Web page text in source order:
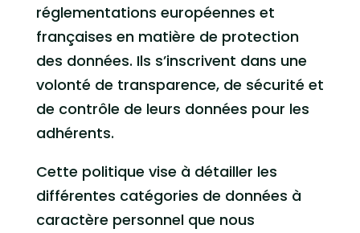
réglementations européennes et
françaises en matière de protection
des données. Ils s’inscrivent dans une
volonté de transparence, de sécurité et
de contrôle de leurs données pour les
adhérents.
Cette politique vise à détailler les
différentes catégories de données à
caractère personnel que nous